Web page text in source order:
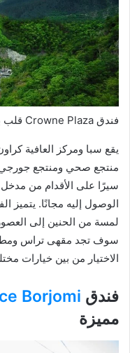
فندق Crowne Plaza قلب بورجومي
يقع سبا ومركز العافية
منتجع صحي ومنتجع
سيرًا على الأقدام من
الوصول إليه مجانًا.
لمسة من الحنين إلى العصور
سوف تجد مقهى تراس
الاختيار من بين خيارات
فندق Borjomi
مميزة